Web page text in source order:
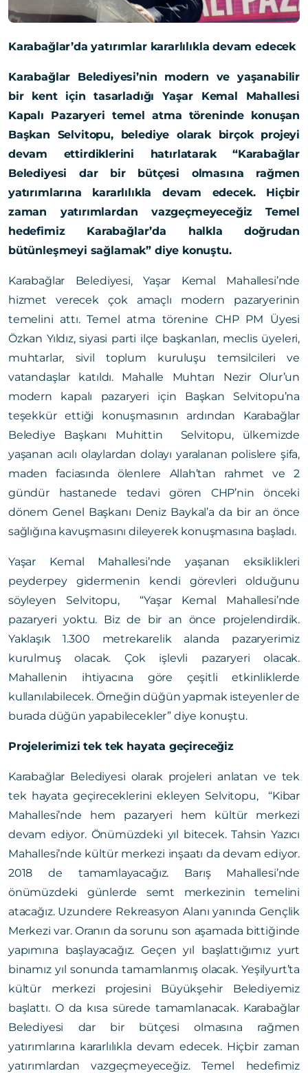
Karabağlar’da yatırımlar kararlılıkla devam edecek
Karabağlar Belediyesi’nin modern ve yaşanabilir
bir kent için tasarladığı Yaşar Kemal Mahallesi
Kapalı Pazaryeri temel atma töreninde konuşan
Başkan Selvitopu, belediye olarak birçok projeyi
devam ettirdiklerini hatırlatarak “Karabağlar
Belediyesi dar bir bütçesi olmasına rağmen
yatırımlarına kararlılıkla devam edecek. Hiçbir
zaman yatırımlardan vazgeçmeyeceğiz
Temel
hedefimiz Karabağlar’da halkla doğrudan
bütünleşmeyi sağlamak” diye konuştu.
Karabağlar Belediyesi, Yaşar Kemal Mahallesi’nde
hizmet verecek çok amaçlı modern pazaryerinin
temelini attı. Temel atma törenine CHP PM Üyesi
Özkan Yıldız, siyasi parti ilçe başkanları, meclis üyeleri,
muhtarlar, sivil toplum kuruluşu temsilcileri ve
vatandaşlar katıldı. Mahalle Muhtarı Nezir Olur’un
modern kapalı pazaryeri için Başkan Selvitopu’na
teşekkür ettiği konuşmasının ardından Karabağlar
Belediye Başkanı Muhittin Selvitopu, ülkemizde
yaşanan acılı olaylardan dolayı yaralanan polislere şifa,
maden faciasında ölenlere Allah’tan rahmet ve 2
gündür hastanede tedavi gören CHP’nin önceki
dönem Genel Başkanı Deniz Baykal’a da bir an önce
sağlığına kavuşmasını dileyerek konuşmasına başladı.
Yaşar Kemal Mahallesi’nde yaşanan eksiklikleri
peyderpey gidermenin kendi görevleri olduğunu
söyleyen Selvitopu, “Yaşar Kemal Mahallesi’nde
pazaryeri yoktu. Biz de bir an önce projelendirdik.
Yaklaşık 1.300 metrekarelik alanda pazaryerimiz
kurulmuş olacak. Çok işlevli pazaryeri olacak.
Mahallenin ihtiyacına göre çeşitli etkinliklerde
kullanılabilecek. Örneğin düğün yapmak isteyenler de
burada düğün yapabilecekler” diye konuştu.
Projelerimizi tek tek hayata geçireceğiz
Karabağlar Belediyesi olarak projeleri anlatan ve tek
tek hayata geçireceklerini ekleyen Selvitopu, “Kibar
Mahallesi’nde hem pazaryeri hem kültür merkezi
devam ediyor. Önümüzdeki yıl bitecek. Tahsin Yazıcı
Mahallesi’nde kültür merkezi inşaatı da devam ediyor.
2018 de tamamlayacağız. Barış Mahallesi’nde
önümüzdeki günlerde semt merkezinin temelini
atacağız. Uzundere Rekreasyon Alanı yanında Gençlik
Merkezi var. Oranın da sorunu son aşamada bittiğinde
yapımına başlayacağız. Geçen yıl başlattığımız yurt
binamız yıl sonunda tamamlanmış olacak. Yeşilyurt’ta
kültür merkezi projesini Büyükşehir Belediyemiz
başlattı. O da kısa sürede tamamlanacak. Karabağlar
Belediyesi dar bir bütçesi olmasına rağmen
yatırımlarına kararlılıkla devam edecek. Hiçbir zaman
yatırımlardan vazgeçmeyeceğiz. Temel hedefimiz